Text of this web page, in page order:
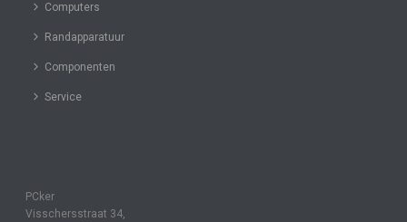
Computers
Randapparatuur
Componenten
Service
PCker
Visschersstraat 34,